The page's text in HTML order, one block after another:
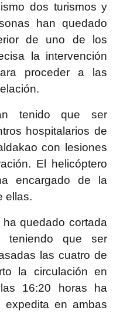
dos turismos y
han quedado
de uno de los
la intervención
proceder a las
tenido que ser
hospitalarios de
con lesiones
El helicóptero
encargado de la
ellas.
quedado cortada
teniendo que ser
las cuatro de
la circulación en
16:20 horas ha
expedita en ambas